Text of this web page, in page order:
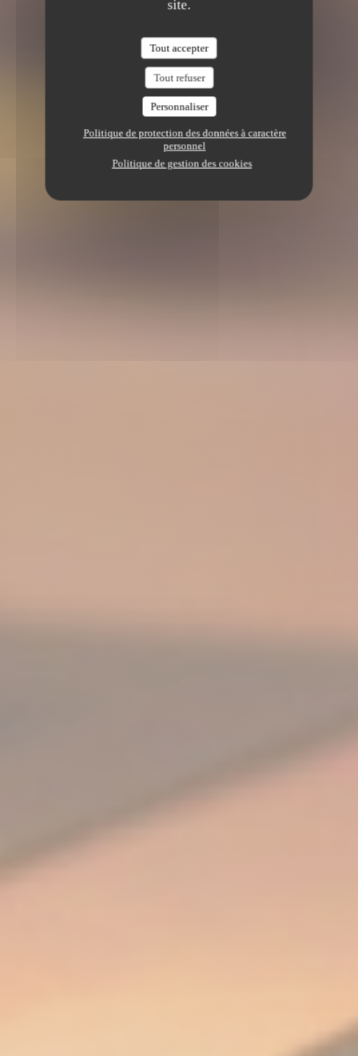
site.
Tout accepter
Tout refuser
Personnaliser
Politique de protection des données à caractère
personnel
Politique de gestion des cookies